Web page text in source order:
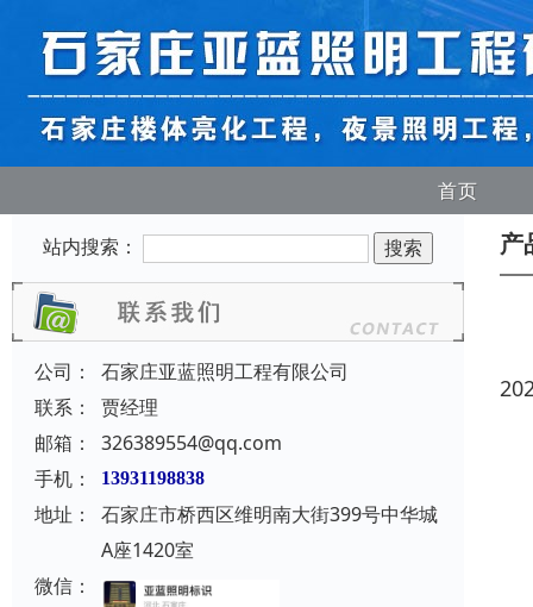
首页
站内搜索：
公司：
石家庄亚蓝照明工程有限公司
联系：
贾经理
邮箱：
326389554@qq.com
手机：
13931198838
地址：
石家庄市桥西区维明南大街399号中华城
A座1420室
微信：
产